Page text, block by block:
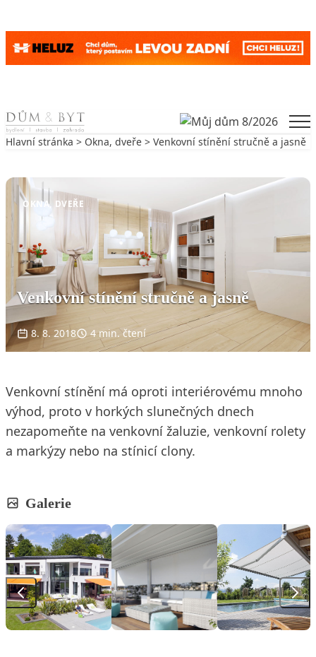
Skip to content
Hlavní stránka > Okna, dveře > Venkovní stínění stručně a jasně
OKNA, DVEŘE
Venkovní stínění stručně a jasně
8. 8. 2018 4 min. čtení
Venkovní stínění má oproti interiérovému mnoho
výhod, proto v horkých slunečných dnech
nezapomeňte na venkovní žaluzie, venkovní rolety
a markýzy nebo na stínicí clony.
Galerie